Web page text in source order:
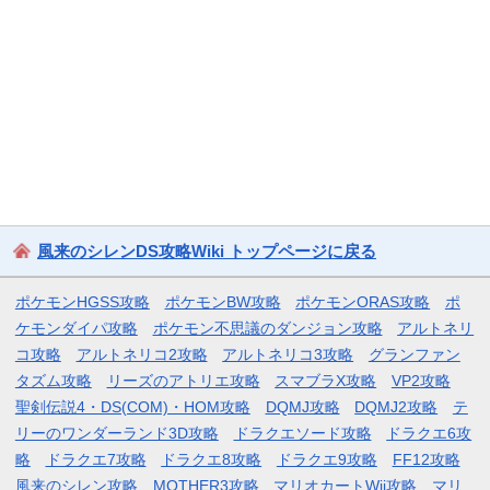
風来のシレンDS攻略Wiki トップページに戻る
ポケモンHGSS攻略 ポケモンBW攻略 ポケモンORAS攻略
ポ
ケモンダイパ攻略
ポケモン不思議のダンジョン攻略
アルトネリ
コ攻略
アルトネリコ2攻略 アルトネリコ3攻略
グランファン
タズム攻略
リーズのアトリエ攻略 スマブラX攻略
VP2攻略
聖剣伝説4・DS(COM)・HOM攻略
DQMJ攻略 DQMJ2攻略
テ
リーのワンダーランド3D攻略
ドラクエソード攻略
ドラクエ6攻
略
ドラクエ7攻略 ドラクエ8攻略 ドラクエ9攻略
FF12攻略
風来のシレン攻略
MOTHER3攻略 マリオカートWii攻略 マリ